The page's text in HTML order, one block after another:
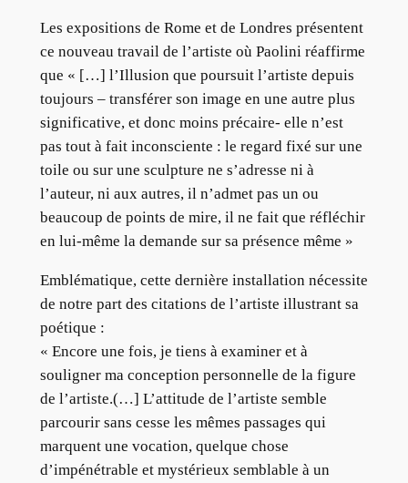
Les expositions de Rome et de Londres présentent
ce nouveau travail de l’artiste où Paolini réaffirme
que « […] l’Illusion que poursuit l’artiste depuis
toujours – transférer son image en une autre plus
significative, et donc moins précaire- elle n’est
pas tout à fait inconsciente : le regard fixé sur une
toile ou sur une sculpture ne s’adresse ni à
l’auteur, ni aux autres, il n’admet pas un ou
beaucoup de points de mire, il ne fait que réfléchir
en lui-même la demande sur sa présence même »
Emblématique, cette dernière installation nécessite
de notre part des citations de l’artiste illustrant sa
poétique :
« Encore une fois, je tiens à examiner et à
souligner ma conception personnelle de la figure
de l’artiste.(…] L’attitude de l’artiste semble
parcourir sans cesse les mêmes passages qui
marquent une vocation, quelque chose
d’impénétrable et mystérieux semblable à un